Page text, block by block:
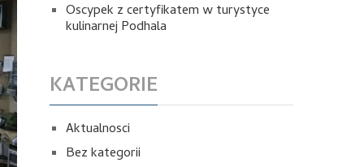
Oscypek z certyfikatem w turystyce
kulinarnej Podhala
KATEGORIE
Aktualnosci
Bez kategorii